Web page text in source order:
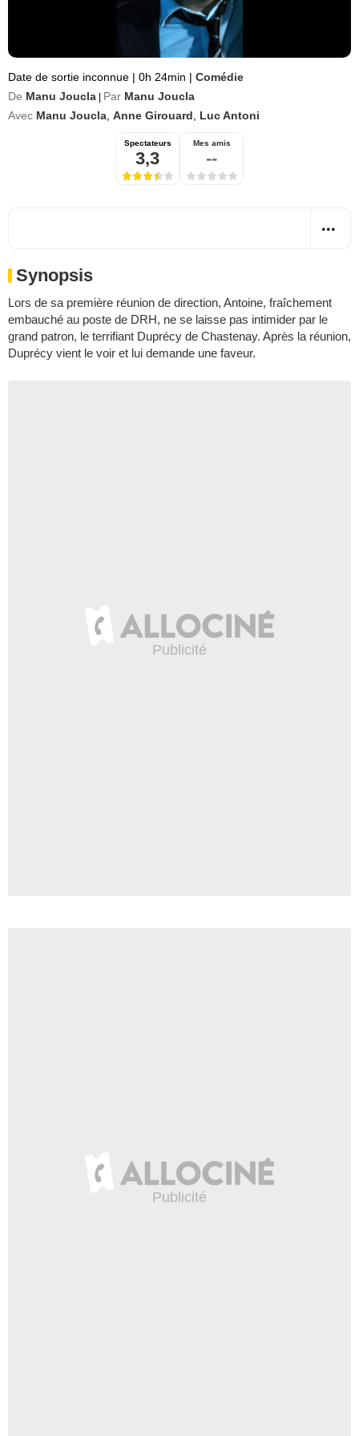
Date de sortie inconnue | 0h 24min | Comédie
De Manu Joucla Par Manu Joucla
Avec Manu Joucla Anne Girouard Luc Antoni
Spectateurs
3,3
Mes amis
--
Synopsis
Lors de sa première réunion de direction, Antoine, fraîchement
embauché au poste de DRH, ne se laisse pas intimider par le
grand patron, le terrifiant Duprécy de Chastenay. Après la réunion,
Duprécy vient le voir et lui demande une faveur.